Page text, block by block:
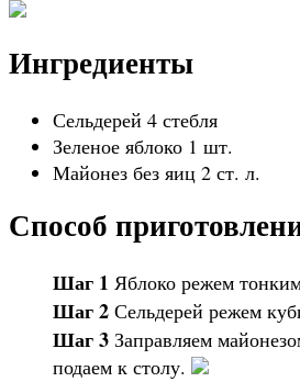
Ингредиенты
Сельдерей 4 стебля
Зеленое яблоко 1 шт.
Майонез без яиц 2 ст. л.
Способ
Шаг 1 Яблоко режем
Шаг 2 Сельдерей режем
Шаг 3 Заправляем
подаем к столу.